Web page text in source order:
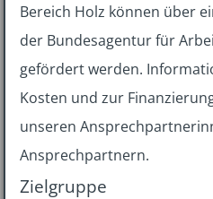
Bereich Holz können über
der Bundesagentur für
gefördert werden.
Kosten und zur
unseren
Ansprechpartnern.
Zielgruppe